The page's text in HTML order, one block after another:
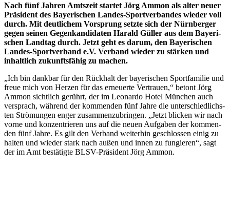
Nach fünf Jah­ren Amts­zeit star­tet Jörg Ammon als alter neuer
Prä­si­dent des Baye­ri­schen Lan­des-Sport­ver­ban­des wie­der voll
durch. Mit deut­li­chem Vor­sprung setzte sich der Nürn­ber­ger
gegen sei­nen Gegen­kan­di­da­ten Harald Gül­ler aus dem Baye­ri­
schen Land­tag durch. Jetzt geht es darum, den Baye­ri­schen
Lan­des-Sport­ver­band e.V. Ver­band wie­der zu stär­ken und
inhalt­lich zukunfts­fä­hig zu machen.
„Ich bin dank­bar für den Rück­halt der baye­ri­schen Sport­fa­mi­lie und
freue mich von Her­zen für das erneu­erte Ver­trauen,“ betont Jörg
Ammon sicht­lich gerührt, der im Leo­nardo Hotel Mün­chen auch
ver­sprach, wäh­rend der kom­men­den fünf Jahre die unter­schied­lichs­
ten Strö­mun­gen enger zusam­men­zu­brin­gen. „Jetzt bli­cken wir nach
vorne und kon­zen­trie­ren uns auf die neuen Auf­ga­ben der kom­men­
den fünf Jahre. Es gilt den Ver­band wei­ter­hin geschlos­sen einig zu
hal­ten und wie­der stark nach außen und innen zu fun­gie­ren“, sagt
der im Amt bestä­tigte BLSV-Prä­si­dent Jörg Ammon.